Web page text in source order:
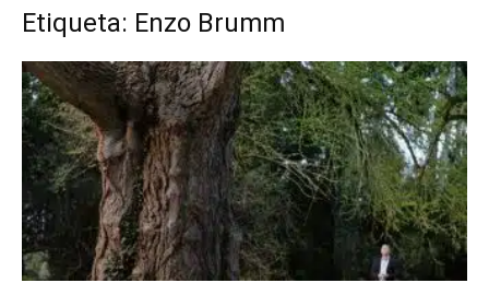
Etiqueta: Enzo Brumm